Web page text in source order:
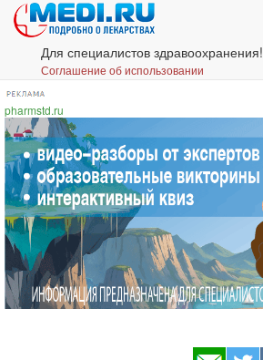
Для специалистов здравоохранения!
Соглашение об использовании
pharmstd.ru